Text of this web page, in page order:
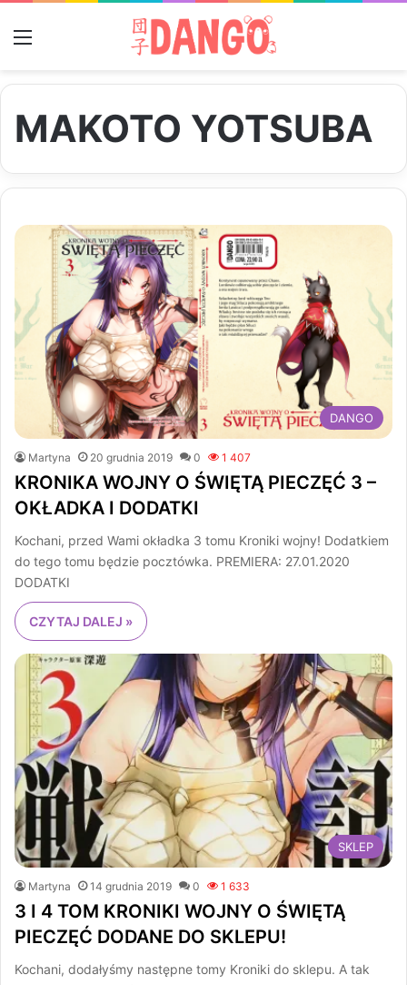
MAKOTO YOTSUBA
DANGO
Martyna 20 grudnia 2019 0 1 407
KRONIKA WOJNY O ŚWIĘTĄ PIECZĘĆ 3 –
OKŁADKA I DODATKI
Kochani, przed Wami okładka 3 tomu Kroniki wojny! Dodatkiem
do tego tomu będzie pocztówka. PREMIERA: 27.01.2020
DODATKI
CZYTAJ DALEJ »
SKLEP
Martyna 14 grudnia 2019 0 1 633
3 I 4 TOM KRONIKI WOJNY O ŚWIĘTĄ
PIECZĘĆ DODANE DO SKLEPU!
Kochani, dodałyśmy następne tomy Kroniki do sklepu. A tak